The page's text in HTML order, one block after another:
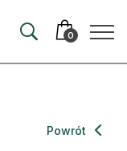
0
Powrót